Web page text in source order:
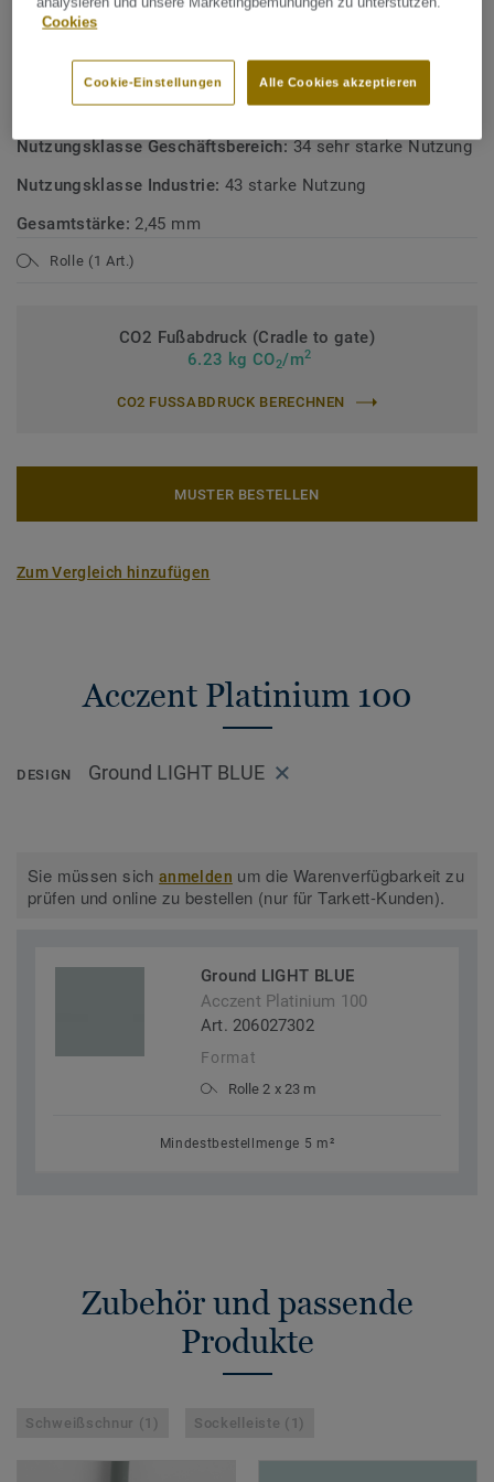
TECHNISCHE DATEN
Produktart:
PVC Bodenbelag mit einer Schaumstoffschicht
Bindemittelgehalt:Typ I
Nutzungsklasse Geschäftsbereich:34 sehr starke Nutzung
Nutzungsklasse Industrie: 43 starke Nutzung
Gesamtstärke: 2,45 mm
Rolle (1 Art.)
CO2 Fußabdruck (Cradle to gate)
6.23 kg CO2/m2
CO2 FUSSABDRUCK BERECHNEN
MUSTER BESTELLEN
Zum Vergleich hinzufügen
Acczent Platinium 100
DESIGN Ground LIGHT BLUE
Sie müssen sichanmelden um die Warenverfügbarkeit zu
prüfen und online zu bestellen (nur für Tarkett-Kunden).
Ground LIGHT BLUE
Acczent Platinium 100
Art. 206027302
Format
Rolle 2 x 23 m
Mindestbestellmenge 5 m²
Zubehör und passende
Produkte
Schweißschnur (1) Sockelleiste (1)
Cookies
Alle Cookies akzeptieren
Cookie-Einstellungen